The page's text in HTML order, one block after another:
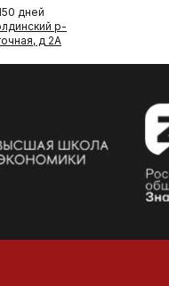
дней
р-
д 2А